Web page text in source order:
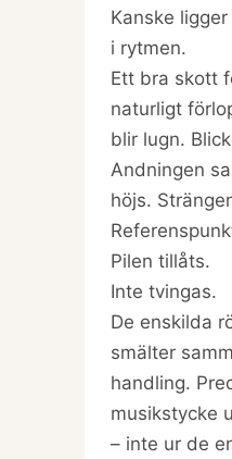
Kanske
i rytmen.
Ett bra skott
naturligt
blir lugn.
Andningen
höjs.
Pilen tillåts.
Inte tvingas.
De enskilda
smälter
handling.
musikstycke
– inte ur de